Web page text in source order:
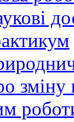
зміну